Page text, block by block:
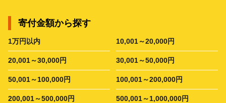
寄付金額から探す
1万円以内 10,001～20,000円
20,001～30,000円 30,001～50,000円
50,001～100,000円 100,001～200,000円
200,001～500,000円 500,001～1,000,000円